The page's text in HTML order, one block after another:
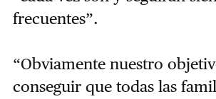
frecuentes”.
“Obviamente nuestro
conseguir que todas las